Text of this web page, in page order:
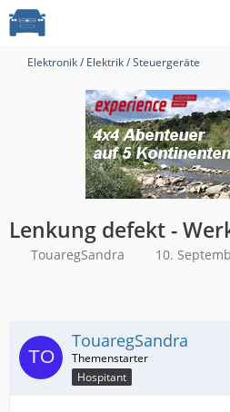
Elektronik / Elektrik / Steuergeräte
Lenkung defekt -
TouaregSandra 10.
TouaregSandra
Hospitant